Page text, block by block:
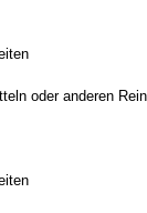
oder anderen